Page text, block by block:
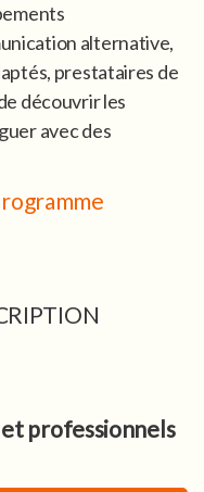
alternative,
prestataires de
découvrir les
avec des
et professionnels